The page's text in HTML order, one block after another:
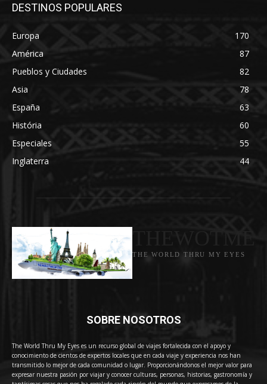
DESTINOS POPULARES
Europa
170
América
87
Pueblos y Ciudades
82
Asia
78
España
63
História
60
Especiales
55
Inglaterra
44
THE WORLD THRU MY EYES
SOBRE NOSOTROS
The World Thru My Eyes es un recurso global de viajes fortalecida con el apoyo y
conocimiento de cientos de expertos locales que en cada viaje y experiencia nos han
transmitido lo mejor de cada comunidad o lugar. Proporcionándonos el mejor valor para
expresar nuestra pasión por viajar y conocer culturas, personas, historias, gastronomía y